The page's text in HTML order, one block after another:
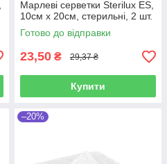
Марлеві серветки Sterilux ES,
10см х 20см, стерильні, 2 шт.
Готово до відправки
23,50 ₴ 29,37 ₴
Купити
–20%